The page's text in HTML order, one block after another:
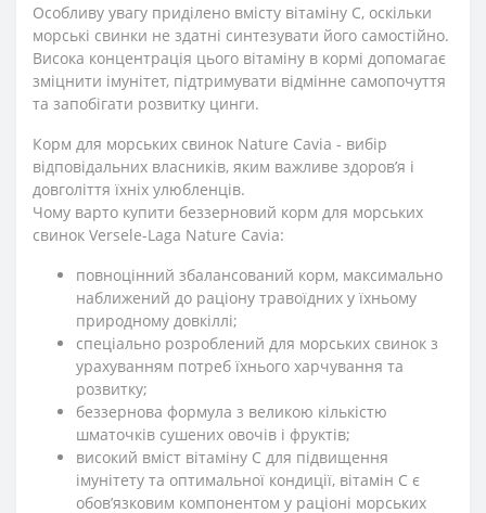
Особливу увагу приділено вмісту вітаміну C, оскільки
морські свинки не здатні синтезувати його самостійно.
Висока концентрація цього вітаміну в кормі допомагає
зміцнити імунітет, підтримувати відмінне самопочуття
та запобігати розвитку цинги.
Корм для морських свинок Nature Cavia - вибір
відповідальних власників, яким важливе здоров’я і
довголіття їхніх улюбленців.
Чому варто купити беззерновий корм для морських
свинок Versele-Laga Nature Cavia:
повноцінний збалансований корм, максимально
наближений до раціону травоїдних у їхньому
природному довкіллі;
спеціально розроблений для морських свинок з
урахуванням потреб їхнього харчування та
розвитку;
беззернова формула з великою кількістю
шматочків сушених овочів і фруктів;
високий вміст вітаміну C для підвищення
імунітету та оптимальної кондиції, вітамін C є
обов’язковим компонентом у раціоні морських